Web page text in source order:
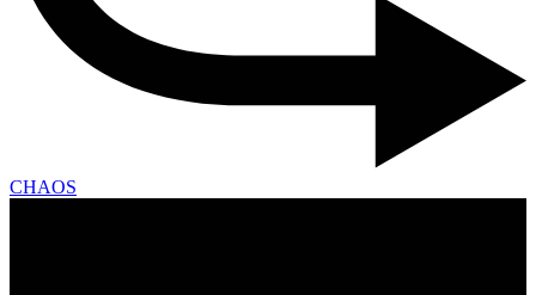
CHAOS